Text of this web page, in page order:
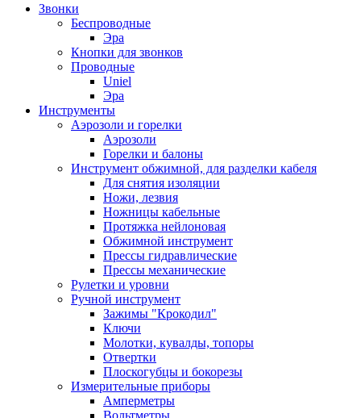
Звонки
Беспроводные
Эра
Кнопки для звонков
Проводные
Uniel
Эра
Инструменты
Аэрозоли и горелки
Аэрозоли
Горелки и балоны
Инструмент обжимной, для разделки кабеля
Для снятия изоляции
Ножи, лезвия
Ножницы кабельные
Протяжка нейлоновая
Обжимной инструмент
Прессы гидравлические
Прессы механические
Рулетки и уровни
Ручной инструмент
Зажимы "Крокодил"
Ключи
Молотки, кувалды, топоры
Отвертки
Плоскогубцы и бокорезы
Измерительные приборы
Амперметры
Вольтметры